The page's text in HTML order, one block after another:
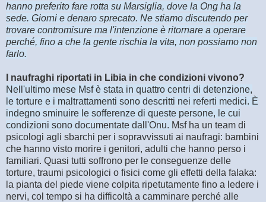
hanno preferito fare rotta su Marsiglia, dove la Ong ha la
sede. Giorni e denaro sprecato. Ne stiamo discutendo per
trovare contromisure ma l'intenzione è ritornare a operare
perché, fino a che la gente rischia la vita, non possiamo non
farlo.
I naufraghi riportati in Libia in che condizioni vivono?
Nell'ultimo mese Msf è stata in quattro centri di detenzione,
le torture e i maltrattamenti sono descritti nei referti medici. È
indegno sminuire le sofferenze di queste persone, le cui
condizioni sono documentate dall'Onu. Msf ha un team di
psicologi agli sbarchi per i sopravvissuti ai naufragi: bambini
che hanno visto morire i genitori, adulti che hanno perso i
familiari. Quasi tutti soffrono per le conseguenze delle
torture, traumi psicologici o fisici come gli effetti della falaka:
la pianta del piede viene colpita ripetutamente fino a ledere i
nervi, col tempo si ha difficoltà a camminare perché alle